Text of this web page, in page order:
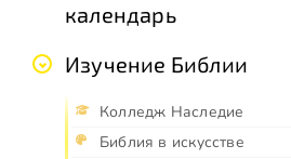
календарь
Изучение Библии
Колледж Наследие
Библия в искусстве